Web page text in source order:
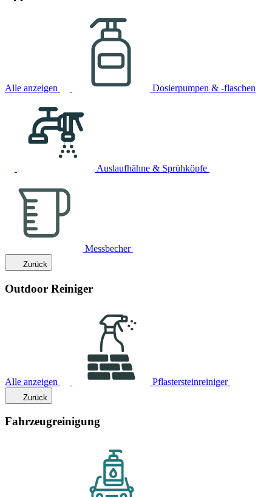
Alle anzeigen Dosierpumpen & -flaschen
Auslaufhähne & Sprühköpfe
Messbecher
Zurück
Outdoor Reiniger
Alle anzeigen Pflastersteinreiniger
Zurück
Fahrzeugreinigung